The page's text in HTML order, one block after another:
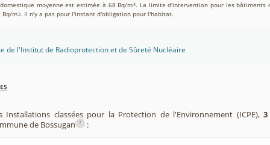
moyenne est estimée à 68 Bq/m3. La limite d'intervention pour les bâtiments
Bq/m3. Il n'y a pas pour l'instant d'obligation pour l'habitat.
de l'Institut de Radioprotection et de Sûreté Nucléaire
Installations classées pour la Protection de l'Environnement (ICPE),3
de Bossugan
i :